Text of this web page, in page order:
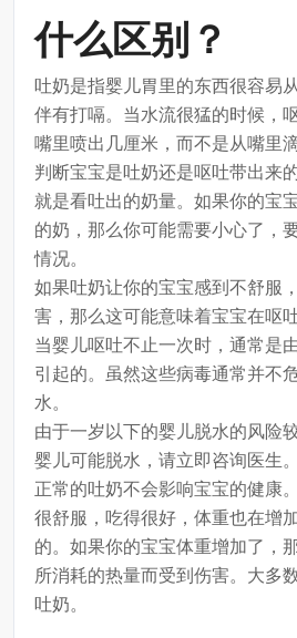
什么区别？
吐奶是指婴儿胃里的东西很容易
伴有打嗝。当水流很猛的时候，
嘴里喷出几厘米，而不是从嘴里滴
判断宝宝是吐奶还是呕吐带出来
就是看吐出的奶量。如果你的宝
的奶，那么你可能需要小心了，
情况。
如果吐奶让你的宝宝感到不舒服
害，那么这可能意味着宝宝在呕吐
当婴儿呕吐不止一次时，通常是
引起的。虽然这些病毒通常并不
水。
由于一岁以下的婴儿脱水的风险
婴儿可能脱水，请立即咨询医生。
正常的吐奶不会影响宝宝的健康
很舒服，吃得很好，体重也在增
的。如果你的宝宝体重增加了，
所消耗的热量而受到伤害。大多
吐奶。